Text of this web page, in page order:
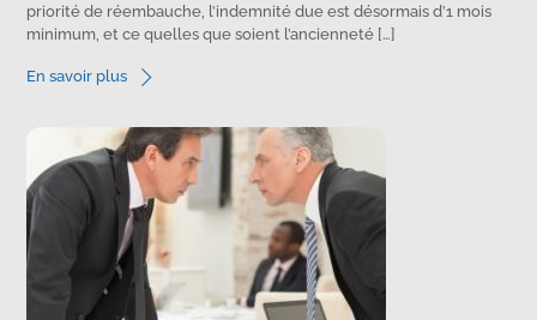
priorité de réembauche, l’indemnité due est désormais d’1 mois
minimum, et ce quelles que soient l’ancienneté […]
En savoir plus